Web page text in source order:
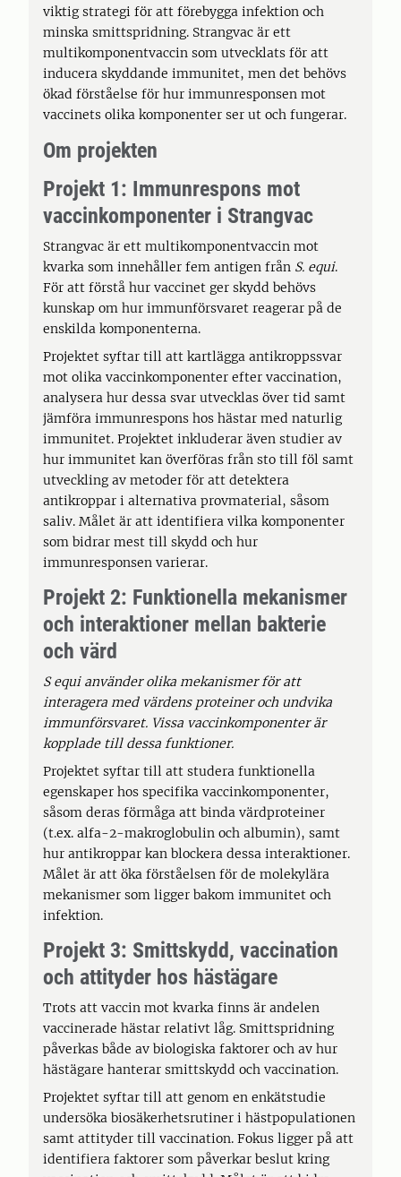
viktig strategi för att förebygga infektion och
minska smittspridning. Strangvac är ett
multikomponentvaccin som utvecklats för att
inducera skyddande immunitet, men det behövs
ökad förståelse för hur immunresponsen mot
vaccinets olika komponenter ser ut och fungerar.
Om projekten
Projekt 1: Immunrespons mot
vaccinkomponenter i Strangvac
Strangvac är ett multikomponentvaccin mot
kvarka som innehåller fem antigen från S. equi.
För att förstå hur vaccinet ger skydd behövs
kunskap om hur immunförsvaret reagerar på de
enskilda komponenterna.
Projektet syftar till att kartlägga antikroppssvar
mot olika vaccinkomponenter efter vaccination,
analysera hur dessa svar utvecklas över tid samt
jämföra immunrespons hos hästar med naturlig
immunitet. Projektet inkluderar även studier av
hur immunitet kan överföras från sto till föl samt
utveckling av metoder för att detektera
antikroppar i alternativa provmaterial, såsom
saliv. Målet är att identifiera vilka komponenter
som bidrar mest till skydd och hur
immunresponsen varierar.
Projekt 2: Funktionella mekanismer
och interaktioner mellan bakterie
och värd
S equi använder olika mekanismer för att
interagera med värdens proteiner och undvika
immunförsvaret. Vissa vaccinkomponenter är
kopplade till dessa funktioner.
Projektet syftar till att studera funktionella
egenskaper hos specifika vaccinkomponenter,
såsom deras förmåga att binda värdproteiner
(t.ex. alfa-2-makroglobulin och albumin), samt
hur antikroppar kan blockera dessa interaktioner.
Målet är att öka förståelsen för de molekylära
mekanismer som ligger bakom immunitet och
infektion.
Projekt 3: Smittskydd, vaccination
och attityder hos hästägare
Trots att vaccin mot kvarka finns är andelen
vaccinerade hästar relativt låg. Smittspridning
påverkas både av biologiska faktorer och av hur
hästägare hanterar smittskydd och vaccination.
Projektet syftar till att genom en enkätstudie
undersöka biosäkerhetsrutiner i hästpopulationen
samt attityder till vaccination. Fokus ligger på att
identifiera faktorer som påverkar beslut kring